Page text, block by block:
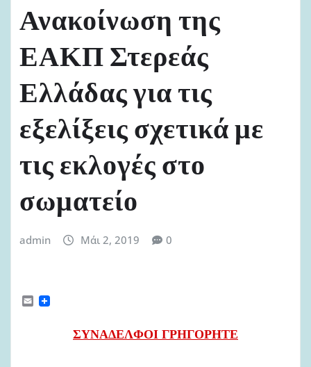
Ανακοίνωση της
ΕΑΚΠ Στερεάς
Ελλάδας για τις
εξελίξεις σχετικά με
τις εκλογές στο
σωματείο
admin Μάι 2, 2019 0
E
m
ΣΥΝΑΔΕΛΦΟΙ ΓΡΗΓΟΡΗΤΕ